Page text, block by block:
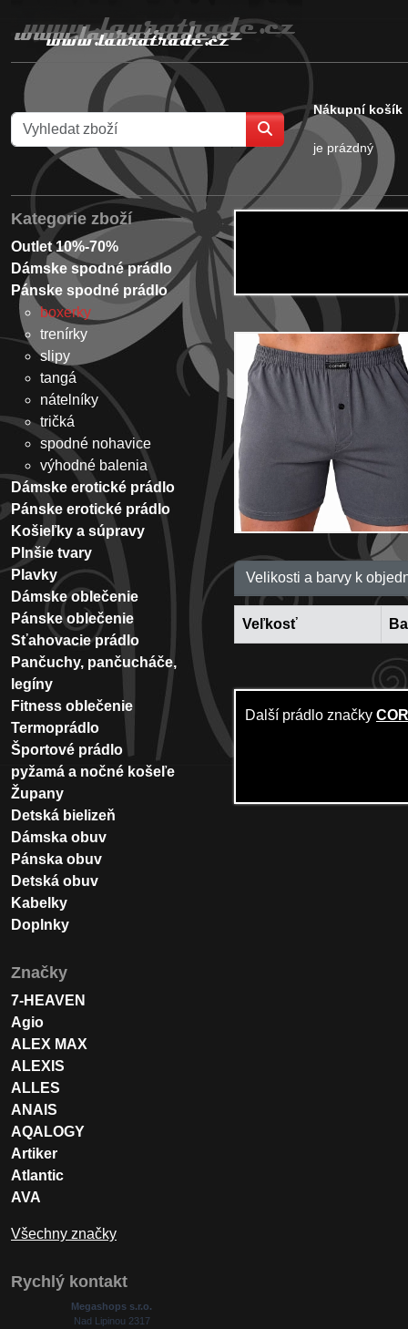
Nákupní košík
je prázdný
Velikosti a barvy k
Veľkosť
Další prádlo značky
Kategorie zboží
Outlet 10%-70%
Dámske spodné prádlo
Pánske spodné prádlo
boxerky
trenírky
slipy
tangá
nátelníky
tričká
spodné nohavice
výhodné balenia
Dámske erotické prádlo
Pánske erotické prádlo
Košieľky a súpravy
Plnšie tvary
Plavky
Dámske oblečenie
Pánske oblečenie
Sťahovacie prádlo
Pančuchy, pančucháče,
legíny
Fitness oblečenie
Termoprádlo
Športové prádlo
pyžamá a nočné košeľe
Župany
Detská bielizeň
Dámska obuv
Pánska obuv
Detská obuv
Kabelky
Doplnky
Značky
7-HEAVEN
Agio
ALEX MAX
ALEXIS
ALLES
ANAIS
AQALOGY
Artiker
Atlantic
AVA
Všechny značky
Rychlý kontakt
Megashops s.r.o.
Nad Lipinou 2317